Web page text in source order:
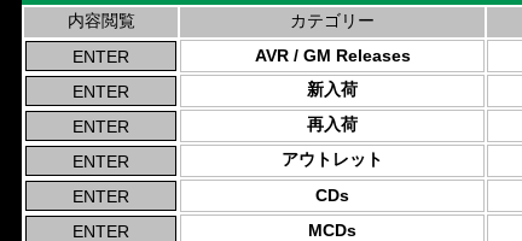
内容閲覧 カテゴリー
AVR / GM Releases
新入荷
再入荷
アウトレット
CDs
MCDs